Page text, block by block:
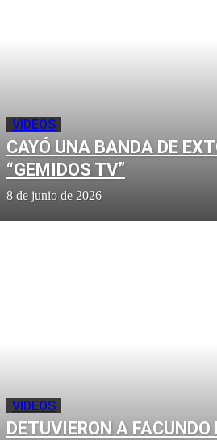
VIDEOS
CAYÓ UNA BANDA DE
“GEMIDOS TV”
8 de junio de 2026
VIDEOS
DETUVIERON A